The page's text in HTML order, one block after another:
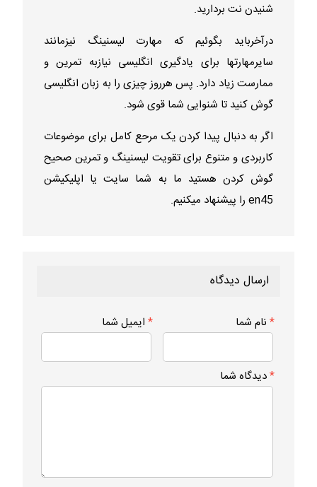
شنیدن نت بردارید.
درآخرباید بگوئیم که مهارت لیسنینگ نیزمانند
سایرمهارتها برای یادگیری انگلیسی نیازبه تمرین و
ممارست زیاد دارد. پس هرروز چیزی را به زبان انگلیسی
گوش کنید تا شنوایی شما قوی شود.
اگر به دنبال پیدا کردن یک مرحع کامل برای موضوعات
کاربردی و متنوع برای تقویت لیسنینگ و تمرین صحیح
گوش کردن هستید ما به شما سایت یا اپلیکیشن
en45 را پیشنهاد میکنیم.
ارسال دیدگاه
* نام شما *ایمیل شما
*دیدگاه شما